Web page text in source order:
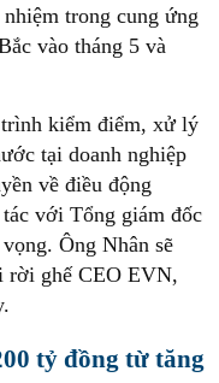
trong cung ứng
vào tháng 5 và
kiểm điểm, xử lý
tại doanh nghiệp
về điều động
với Tổng giám đốc
Ông Nhân sẽ
rời ghế CEO EVN,
tỷ đồng từ tăng